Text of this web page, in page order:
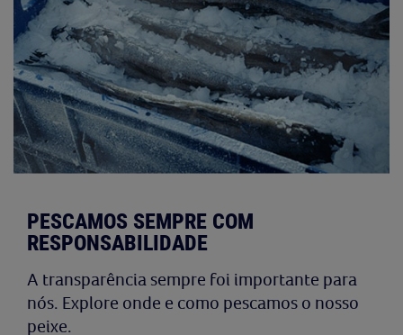
PESCAMOS SEMPRE COM
RESPONSABILIDADE
A transparência sempre foi importante para
nós. Explore onde e como pescamos o nosso
peixe.